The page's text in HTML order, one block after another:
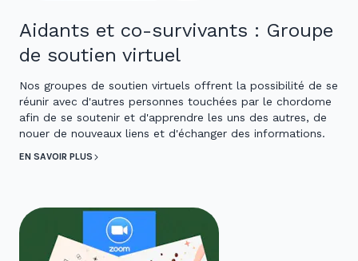
Aidants et co-survivants : Groupe
de soutien virtuel
Nos groupes de soutien virtuels offrent la possibilité de se
réunir avec d'autres personnes touchées par le chordome
afin de se soutenir et d'apprendre les uns des autres, de
nouer de nouveaux liens et d'échanger des informations.
EN SAVOIR PLUS